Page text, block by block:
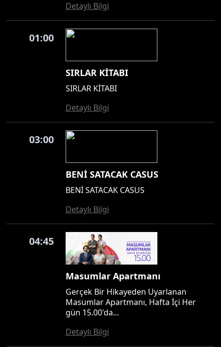
Detaylı Bilgi
01:00
SIRLAR KİTABI
SIRLAR KİTABI
Detaylı Bilgi
03:00
BENİ SATACAK CASUS
BENİ SATACAK CASUS
Detaylı Bilgi
04:45
Masumlar Apartmanı
Gerçek Bir Hikayeden Uyarlanan
Masumlar Apartmanı, Hafta İçi Her
gün 15.00'da...
Detaylı Bilgi